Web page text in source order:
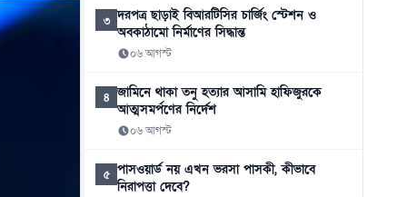
৩ দরপত্র ছাড়াই বিআরটিসির চার্জিং স্টেশন ও
অবকাঠামো নির্মাণের সিদ্ধান্ত
০৬ আগস্ট
৪ জামিনে থাকা তনু হত্যার আসামি হাফিজুরকে
আত্মসমর্পণের নির্দেশ
০৬ আগস্ট
৫ পাসওয়ার্ড নয় এখন ভরসা পাসকী, কীভাবে
নিরাপত্তা দেবে?